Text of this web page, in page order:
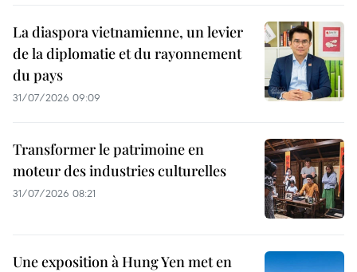
La diaspora vietnamienne, un levier
de la diplomatie et du rayonnement
du pays
31/07/2026 09:09
Transformer le patrimoine en
moteur des industries culturelles
31/07/2026 08:21
Une exposition à Hung Yen met en